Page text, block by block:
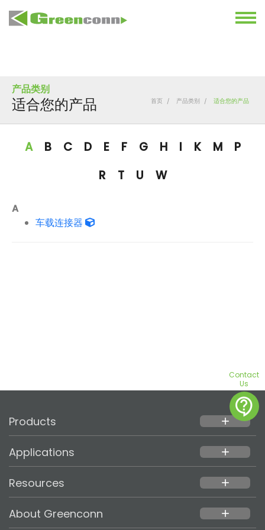
产品类别
适合您的产品 首页 产品类别 适合您的产品
A B C D E F G H I K M
P
R
T U W
A
车载连接器
Products add
Applications add
Resources add
About Greenconn add
Contact
Us
contact_support